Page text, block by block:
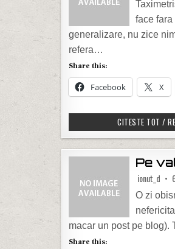
face
generalizare, nu zice
refera…
Share this:
Facebook X
CITESTE TOT /
Pe
ionut_d
O zi
macar un post pe blog).
Share this: